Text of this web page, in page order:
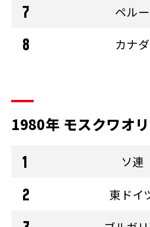
ペルー
カナダ
1980年 モスクワオ
ソ連
東ドイ